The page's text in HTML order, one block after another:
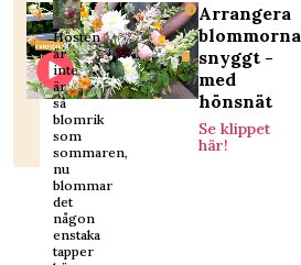
Arrangera
blommorna
snyggt -
med
hönsnät
Se klippet
här!
Hösten
är
inte
är
så
blomrik
som
sommaren,
nu
blommar
det
någon
enstaka
tapper